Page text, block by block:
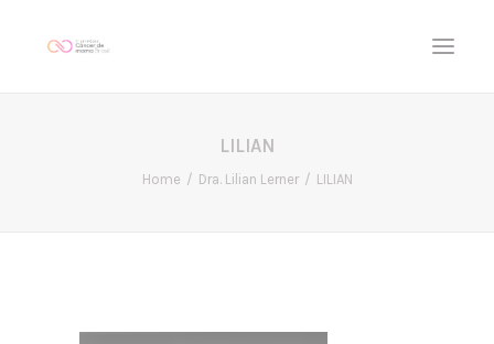
Início
Programação
LILIAN
Home Dra. Lilian Lerner LILIAN